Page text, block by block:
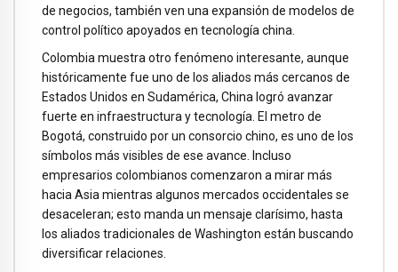
de negocios, también ven una expansión de modelos de
control político apoyados en tecnología china.
Colombia muestra otro fenómeno interesante, aunque
históricamente fue uno de los aliados más cercanos de
Estados Unidos en Sudamérica, China logró avanzar
fuerte en infraestructura y tecnología. El metro de
Bogotá, construido por un consorcio chino, es uno de los
símbolos más visibles de ese avance. Incluso
empresarios colombianos comenzaron a mirar más
hacia Asia mientras algunos mercados occidentales se
desaceleran; esto manda un mensaje clarísimo, hasta
los aliados tradicionales de Washington están buscando
diversificar relaciones.